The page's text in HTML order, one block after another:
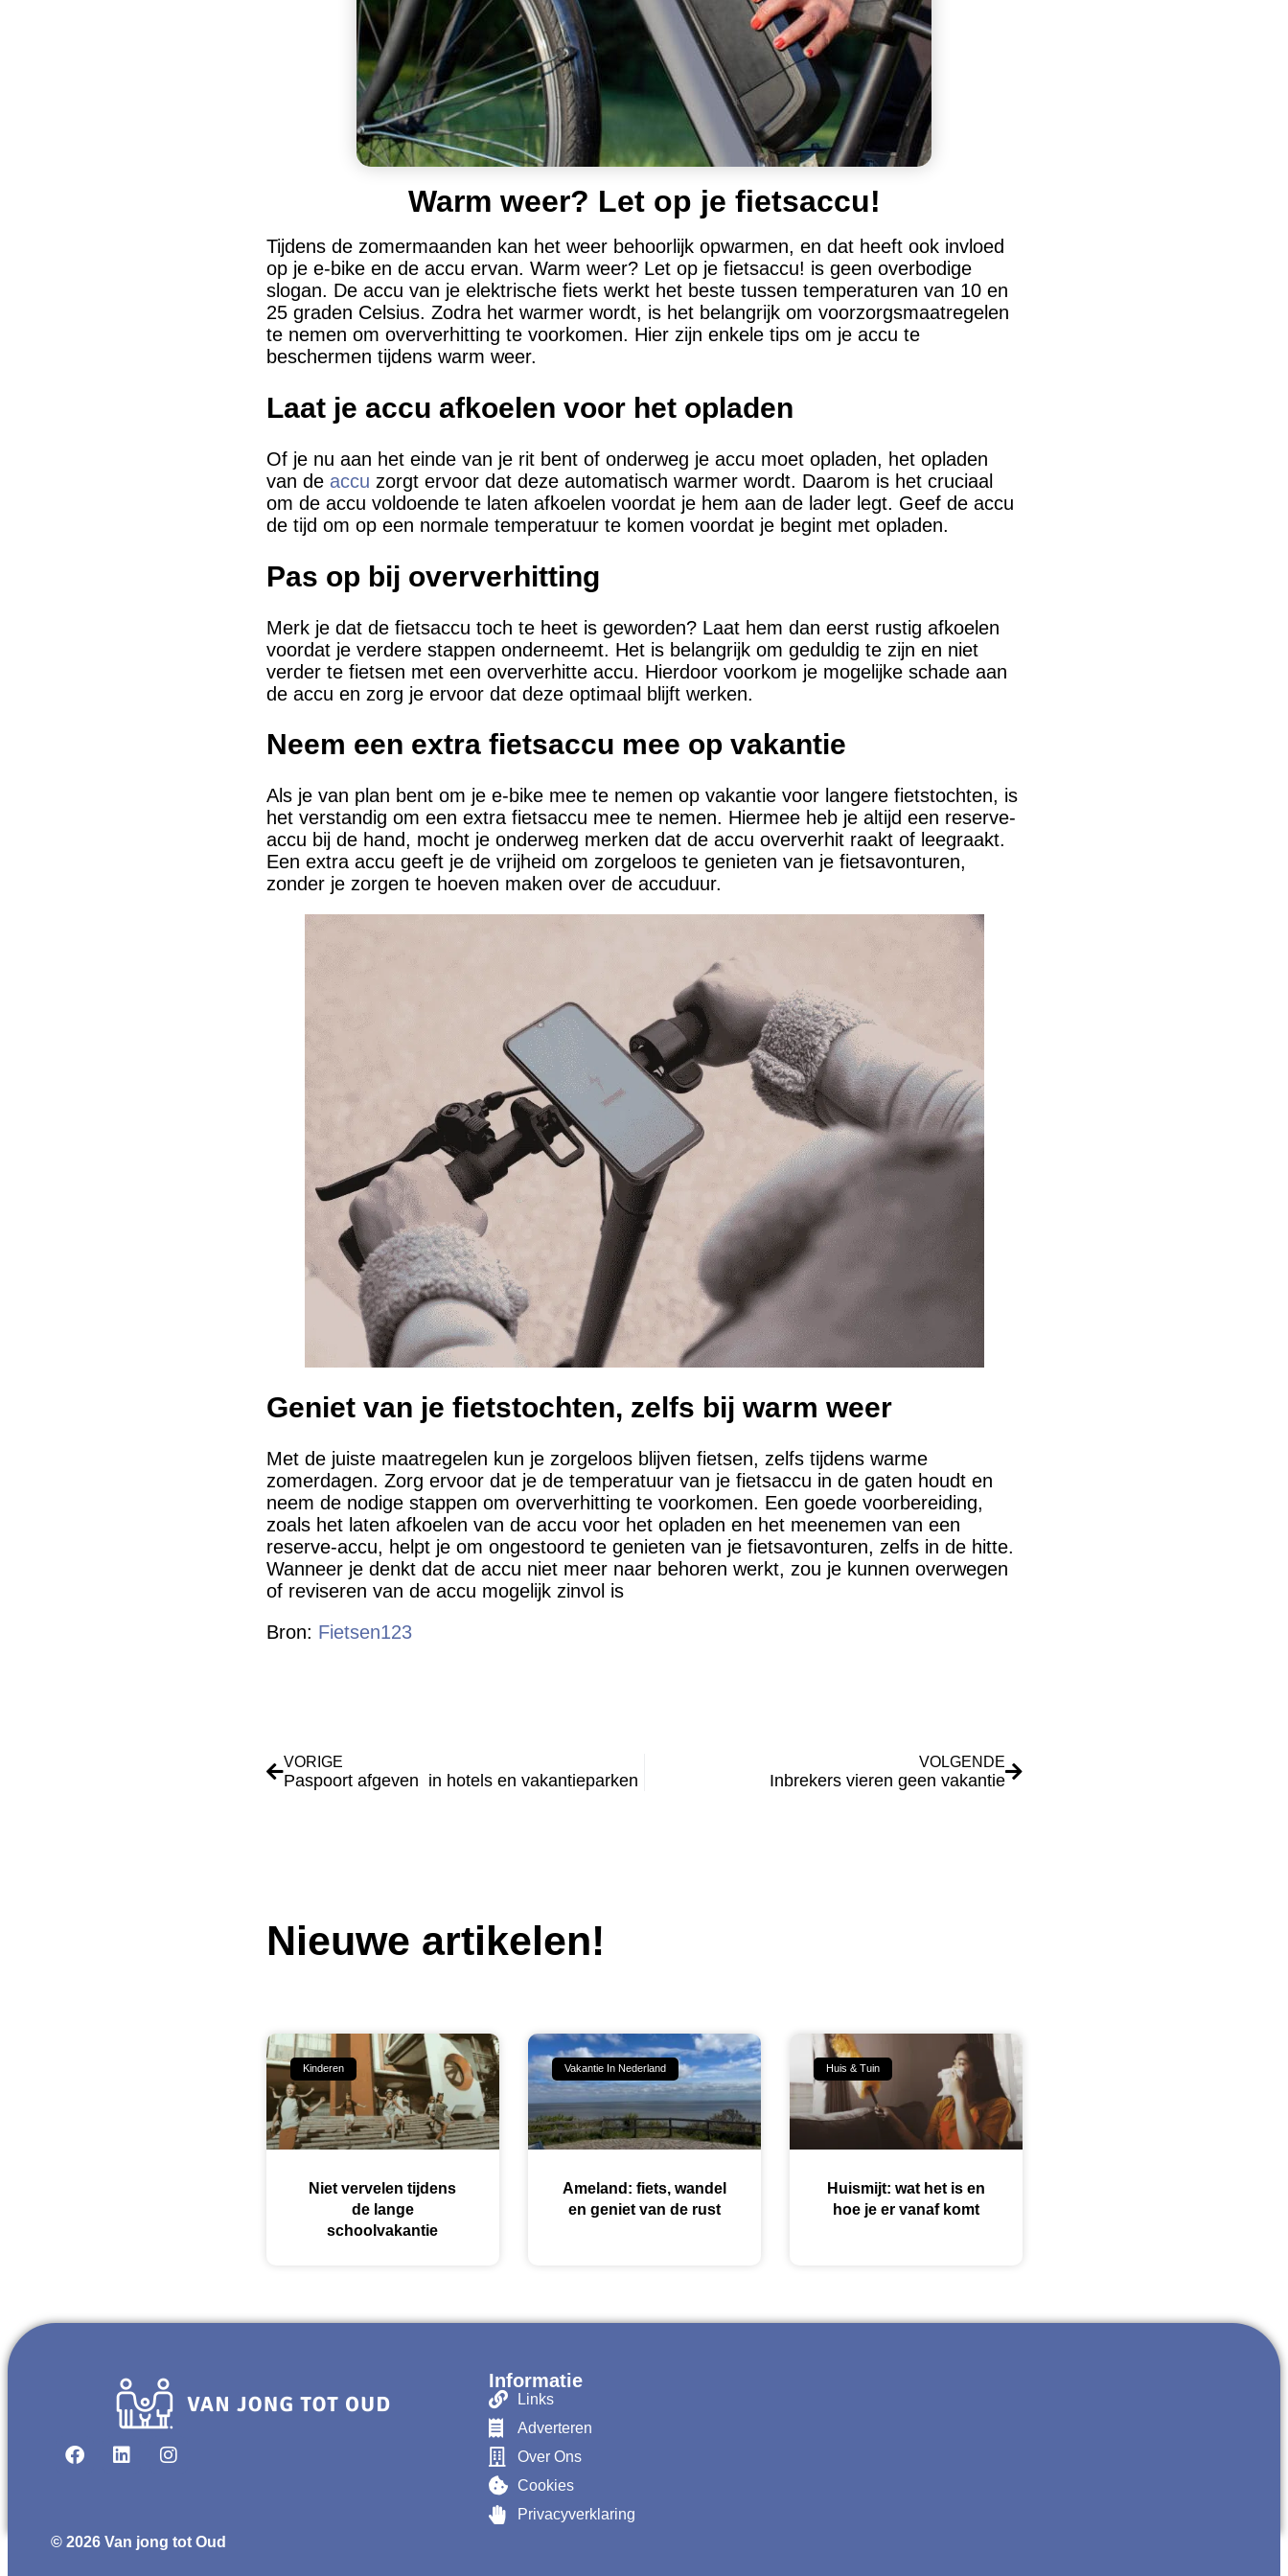
Warm weer? Let op je fietsaccu!
Tijdens de zomermaanden kan het weer behoorlijk opwarmen, en dat heeft ook invloed
op je e-bike en de accu ervan. Warm weer? Let op je fietsaccu! is geen overbodige
slogan. De accu van je elektrische fiets werkt het beste tussen temperaturen van 10 en
25 graden Celsius. Zodra het warmer wordt, is het belangrijk om voorzorgsmaatregelen
te nemen om oververhitting te voorkomen. Hier zijn enkele tips om je accu te
beschermen tijdens warm weer.
Laat je accu afkoelen voor het opladen
Of je nu aan het einde van je rit bent of onderweg je accu moet opladen, het opladen
van de accu zorgt ervoor dat deze automatisch warmer wordt. Daarom is het cruciaal
om de accu voldoende te laten afkoelen voordat je hem aan de lader legt. Geef de accu
de tijd om op een normale temperatuur te komen voordat je begint met opladen.
Pas op bij oververhitting
Merk je dat de fietsaccu toch te heet is geworden? Laat hem dan eerst rustig afkoelen
voordat je verdere stappen onderneemt. Het is belangrijk om geduldig te zijn en niet
verder te fietsen met een oververhitte accu. Hierdoor voorkom je mogelijke schade aan
de accu en zorg je ervoor dat deze optimaal blijft werken.
Neem een extra fietsaccu mee op vakantie
Als je van plan bent om je e-bike mee te nemen op vakantie voor langere fietstochten, is
het verstandig om een extra fietsaccu mee te nemen. Hiermee heb je altijd een reserve-
accu bij de hand, mocht je onderweg merken dat de accu oververhit raakt of leegraakt.
Een extra accu geeft je de vrijheid om zorgeloos te genieten van je fietsavonturen,
zonder je zorgen te hoeven maken over de accuduur.
Geniet van je fietstochten, zelfs bij warm weer
Met de juiste maatregelen kun je zorgeloos blijven fietsen, zelfs tijdens warme
zomerdagen. Zorg ervoor dat je de temperatuur van je fietsaccu in de gaten houdt en
neem de nodige stappen om oververhitting te voorkomen. Een goede voorbereiding,
zoals het laten afkoelen van de accu voor het opladen en het meenemen van een
reserve-accu, helpt je om ongestoord te genieten van je fietsavonturen, zelfs in de hitte.
Wanneer je denkt dat de accu niet meer naar behoren werkt, zou je kunnen overwegen
of reviseren van de accu mogelijk zinvol is
Bron: Fietsen123
VORIGE
Paspoort afgeven in hotels en vakantieparken
VOLGENDE
Inbrekers vieren geen vakantie
Nieuwe artikelen!
Kinderen
Niet vervelen tijdens
de lange
schoolvakantie
Vakantie In Nederland
Ameland: fiets, wandel
en geniet van de rust
Huis & Tuin
Huismijt: wat het is en
hoe je er vanaf komt
Informatie
Links
Adverteren
Over Ons
Cookies
Privacyverklaring
© 2026 Van jong tot Oud